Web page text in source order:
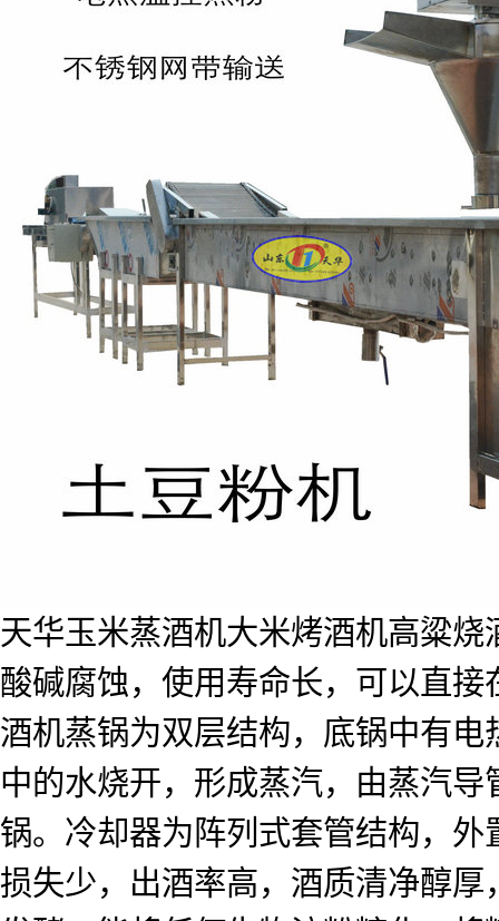
天华玉米蒸酒机大米烤酒机高粱
酸碱腐蚀，使用寿命长，可以直
酒机蒸锅为双层结构，底锅中有
中的水烧开，形成蒸汽，由蒸汽
锅。冷却器为阵列式套管结构，
损失少，出酒率高，酒质清净醇